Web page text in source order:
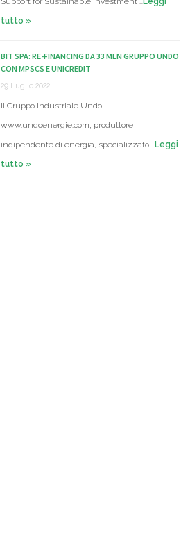
tutto »
BIT SPA: RE-FINANCING DA 33 MLN GRUPPO UNDO
CON MPSCS E UNICREDIT
29 Luglio 2022
Il Gruppo Industriale Undo
www.undoenergie.com, produttore
indipendente di energia, specializzato …Leggi
tutto »